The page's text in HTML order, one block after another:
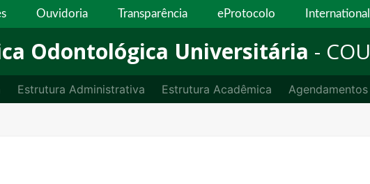
Ouvidoria Transparência eProtocolo International
Odontológica Universitária - COU
Estrutura Administrativa Estrutura Acadêmica Agendamentos